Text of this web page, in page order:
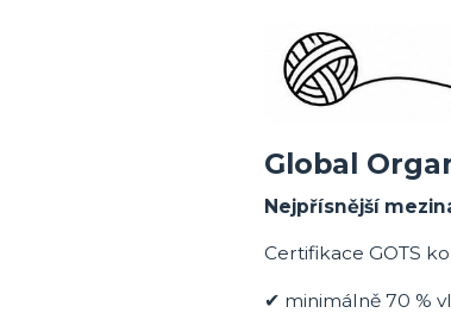
Global
Nejpřísnější
Certifikace GOTS
✔ minimálně 70 %